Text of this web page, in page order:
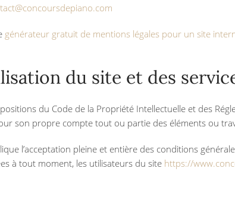
générateur gratuit de mentions légales pour un site
du site et des
du Code de la Propriété Intellectuelle et des
son propre compte tout ou partie des éléments ou
l’acceptation pleine et entière des conditions
à tout moment, les utilisateurs du site https://